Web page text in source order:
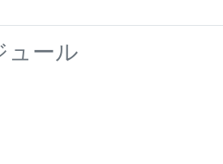
ュール